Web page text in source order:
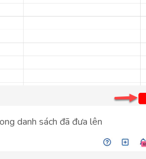
danh sách đã đưa lên